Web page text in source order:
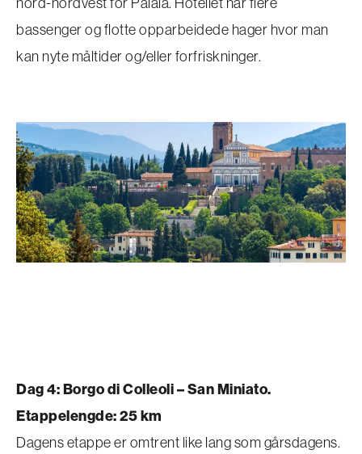
bassenger og flotte opparbeidede hager hvor man
kan nyte måltider og/eller forfriskninger.
Dag 4: Borgo di Colleoli – San Miniato.
Etappelengde: 25 km
Dagens etappe er omtrent like lang som gårsdagens.